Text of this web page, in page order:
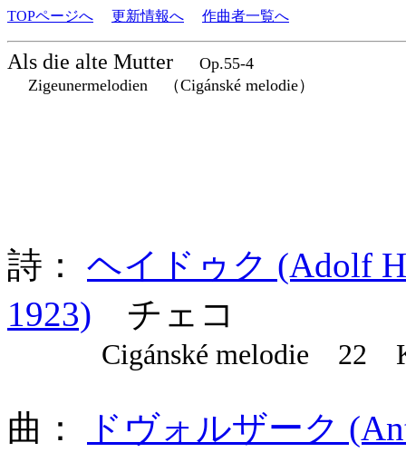
TOPページへ 更新情報へ 作曲者一覧へ
Als die alte Mutter
Op.55-4
Zigeunermelodien （Cigánské melodie）
詩： ヘイドゥク (Adolf
1923) チェコ
Cigánské melodie 22
曲：
ドヴォルザーク